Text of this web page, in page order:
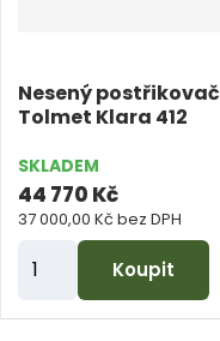
Nesený postřikovač
Tolmet Klara 412
44 770 Kč
37 000,00 Kč bez DPH
ě
Koupit
SKLADEM